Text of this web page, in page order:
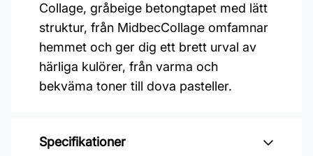
Collage, gråbeige betongtapet med lätt
struktur, från MidbecCollage omfamnar
hemmet och ger dig ett brett urval av
härliga kulörer, från varma och
bekväma toner till dova pasteller.
Specifikationer